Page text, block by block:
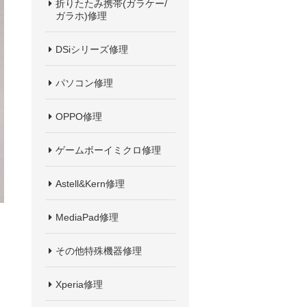
折りたたみ携帯(ガラケー/
ガラホ)修理
DSiシリーズ修理
パソコン修理
OPPO修理
ゲームボーイミクロ修理
Astell&Kern修理
MediaPad修理
その他特殊機器修理
Xperia修理